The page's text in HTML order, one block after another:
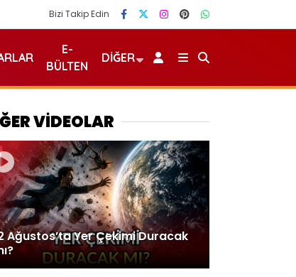
Bizi Takip Edin
E-
BÜLTEN
DIĞER
VİDEOLAR
Ağustos’ta Yer Çekimi Duracak